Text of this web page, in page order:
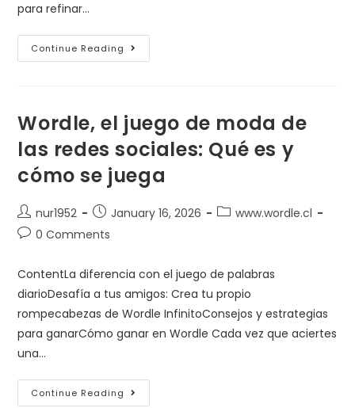
para refinar…
Continue Reading
Wordle, el juego de moda de
las redes sociales: Qué es y
cómo se juega
nur1952 January 16, 2026
www.wordle.cl
0 Comments
ContentLa diferencia con el juego de palabras
diarioDesafía a tus amigos: Crea tu propio
rompecabezas de Wordle InfinitoConsejos y estrategias
para ganarCómo ganar en Wordle Cada vez que aciertes
una…
Continue Reading